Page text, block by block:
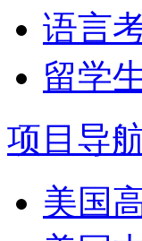
语言
留学
项目导
美国